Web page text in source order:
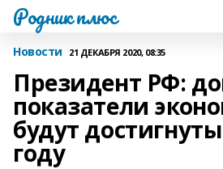
Родник плюс
Новости 21 ДЕКАБРЯ 2020, 08:35
Президент РФ:
показатели
будут достигнуты
году